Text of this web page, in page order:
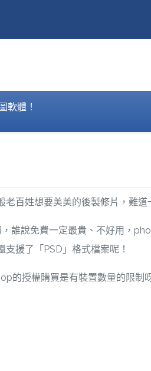
軟體！
百姓想要美美的後製修片，難道
誰說免費一定最貴、不好用，
援了「PSD」格式檔案呢！
授權購買是有裝置數量的限制